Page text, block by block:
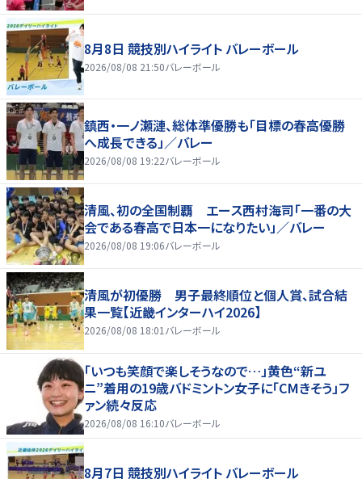
8月8日 競技別ハイライト バレーボール
2026/08/08 21:50バレーボール
鎮西・一ノ瀬漣、総体準優勝も「目標の春高優勝
へ成長できる」／バレー
2026/08/08 19:22バレーボール
清風、初の全国制覇 エース西村海司「一番の大
会である春高で日本一になりたい」／バレー
2026/08/08 19:06バレーボール
清風が初優勝 男子最終順位と個人賞、試合結
果一覧【近畿インターハイ2026】
2026/08/08 18:01 バレーボール
「いつも笑顔で楽しそうなので…」黄色“新ユ
ニ”着用の19歳バドミントン女子に「CMきそう」フ
ァン続々反応
2026/08/08 16:10バレーボール
8月7日 競技別ハイライト バレーボール